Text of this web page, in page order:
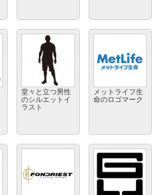
堂々と立つ男性
のシルエットイ
ラスト
メットライフ生
命のロゴマーク